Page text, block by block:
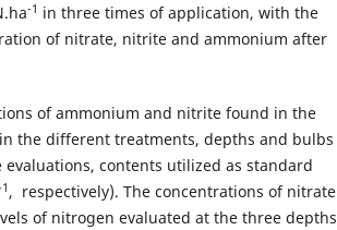
-1 in three times of application, with the
of nitrate, nitrite and ammonium after
of ammonium and nitrite found in the
the different treatments, depths and bulbs
contents utilized as standard
, respectively). The concentrations of nitrate
of nitrogen evaluated at the three depths